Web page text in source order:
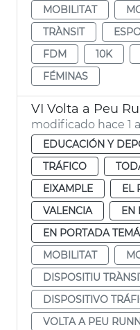
MOBILITAT
TRÀNSIT
FDM
10K
FÉMINAS
modificado hace 1
EDUCACIÓN Y
TRÁFICO
EIXAMPLE
EL
VALENCIA
EN
EN PORTADA
MOBILITAT
DISPOSITIU
DISPOSITIVO
VOLTA A PEU